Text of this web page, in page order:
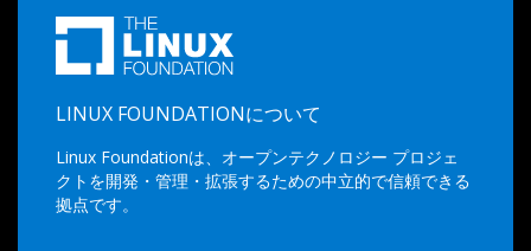
LINUX FOUNDATIONについて
Linux Foundationは、オープンテクノロジー プロジェ
クトを開発・管理・拡張するための中立的で信頼できる
拠点です。